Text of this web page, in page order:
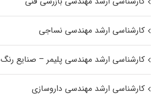
کارشناسی ارشد مهندسی نساجی
کارشناسی ارشد مهندسی پلیمر – صنایع رنگ
کارشناسی ارشد مهندسی داروسازی